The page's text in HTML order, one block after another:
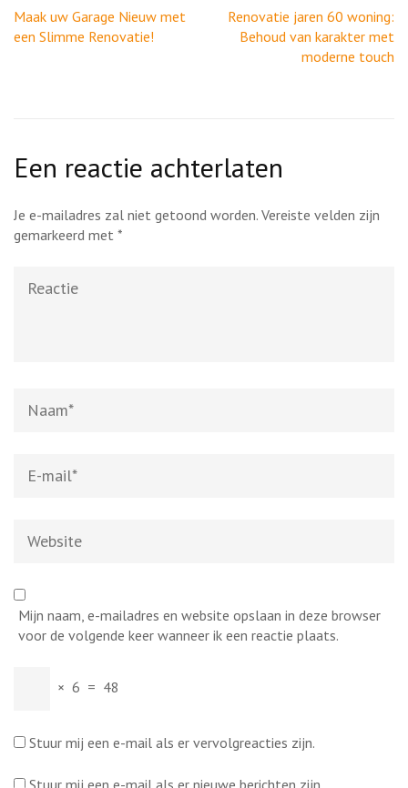
Berichtnavigatie
Maak uw Garage Nieuw met
een Slimme Renovatie!
Renovatie jaren 60 woning:
Behoud van karakter met
moderne touch
Een reactie achterlaten
Je e-mailadres zal niet getoond worden. Vereiste velden zijn
gemarkeerd met *
mail*
Mijn naam, e-mailadres en website opslaan in deze browser
voor de volgende keer wanneer ik een reactie plaats.
× 6 = 48
Stuur mij een e-mail als er vervolgreacties zijn.